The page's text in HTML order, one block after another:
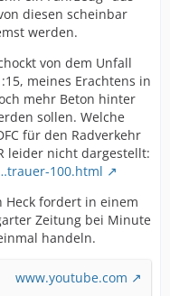
diesen scheinbar
werden.
von dem Unfall
meines Erachtens in
mehr Beton hinter
sollen. Welche
für den Radverkehr
leider nicht dargestellt:
100.html
Heck fordert in einem
Zeitung bei Minute
handeln.
www.youtube.com